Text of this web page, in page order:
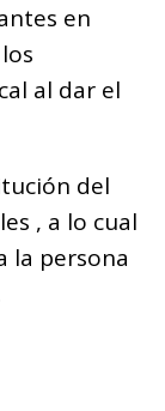
en
al dar el
del
, a lo cual
la persona